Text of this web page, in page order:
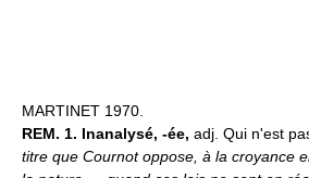
MARTINET 1970.
REM. 1. Inanalysé, -ée, adj. Qui n'est
titre que Cournot oppose, à la croyance